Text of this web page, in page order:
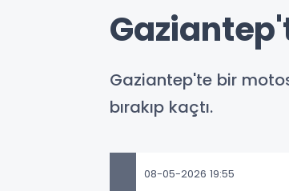
Gaziantep'te bir
bırakıp kaçtı.
08-05-2026 19:55